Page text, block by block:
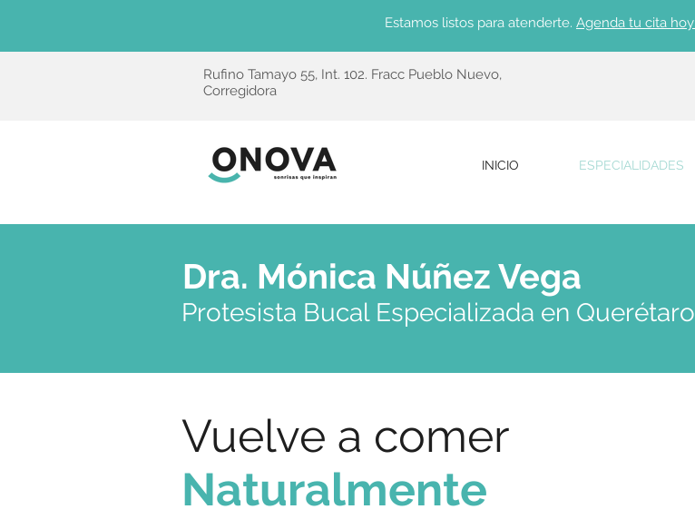
Estamos listos para atenderte. Agenda tu cita hoy
Rufino Tamayo 55, Int. 102. Fracc Pueblo Nuevo,
Corregidora
INICIO ESPECIALIDADES
Dra. Mónica Núñez Vega
Protesista Bucal Especializada en Querétaro
Vuelve a comer
Naturalmente